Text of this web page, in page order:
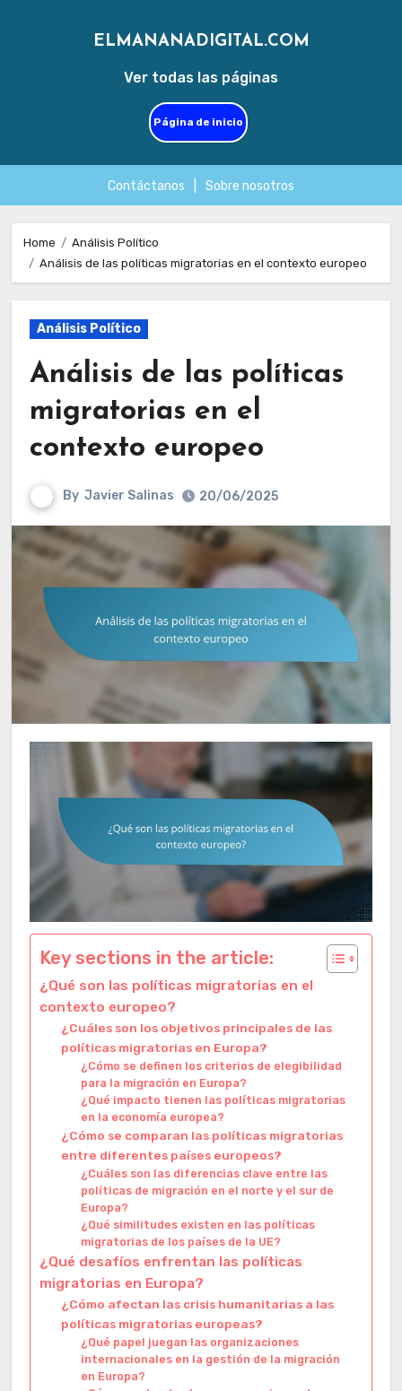
Ver todas las páginas
ELMANANADIGITAL.COM
Página de inicio
Contáctanos Sobre nosotros
content
Home
Análisis Político
Análisis de las políticas migratorias en el contexto europeo
Análisis Político
Análisis de las políticas
migratorias en el
contexto europeo
By Javier Salinas 20/06/2025
Key sections in the article:
¿Qué son las políticas migratorias en el
contexto europeo?
¿Cuáles son los objetivos principales de las
políticas migratorias en Europa?
¿Cómo se definen los criterios de elegibilidad
para la migración en Europa?
¿Qué impacto tienen las políticas migratorias
en la economía europea?
¿Cómo se comparan las políticas migratorias
entre diferentes países europeos?
¿Cuáles son las diferencias clave entre las
políticas de migración en el norte y el sur de
Europa?
¿Qué similitudes existen en las políticas
migratorias de los países de la UE?
¿Qué desafíos enfrentan las políticas
migratorias en Europa?
¿Cómo afectan las crisis humanitarias a las
políticas migratorias europeas?
¿Qué papel juegan las organizaciones
internacionales en la gestión de la migración
en Europa?